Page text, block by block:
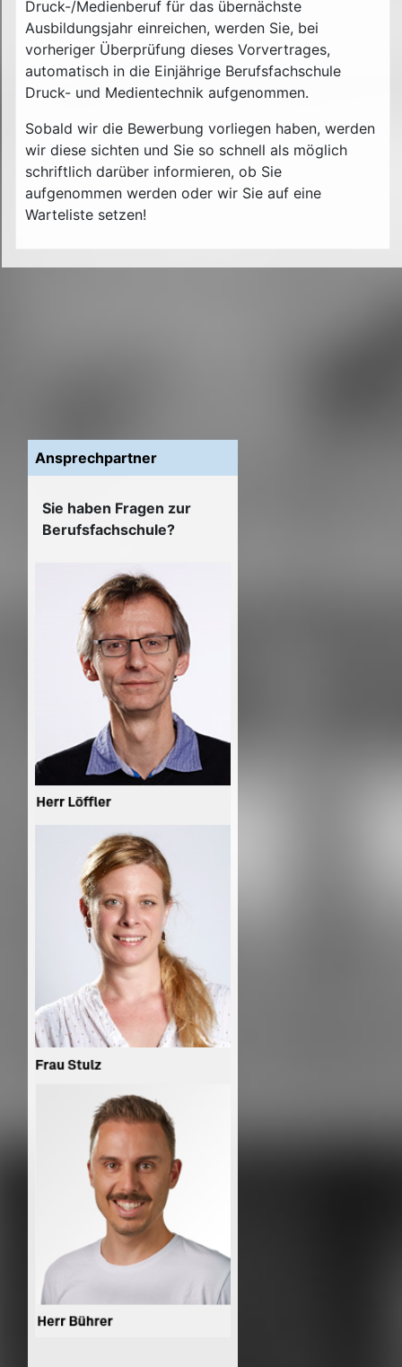
Druck-/Medienberuf für das übernächste
Ausbildungsjahr einreichen, werden Sie, bei
vorheriger Überprüfung dieses Vorvertrages,
automatisch in die Einjährige Berufsfachschule
Druck- und Medientechnik aufgenommen.
Sobald wir die Bewerbung vorliegen haben, werden
wir diese sichten und Sie so schnell als möglich
schriftlich darüber informieren, ob Sie
aufgenommen werden oder wir Sie auf eine
Warteliste setzen!
Ansprechpartner
Sie haben Fragen zur
Berufsfachschule?